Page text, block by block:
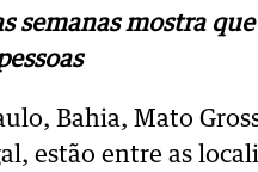
semanas mostra
Bahia, Mato
estão entre as